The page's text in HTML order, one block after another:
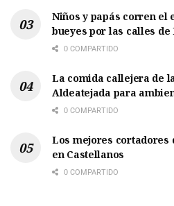
Niños y papás corren el
bueyes por las calles de
0 COMPARTIDO
La comida callejera de
Aldeatejada para
0 COMPARTIDO
Los mejores cortadores
en Castellanos
0 COMPARTIDO